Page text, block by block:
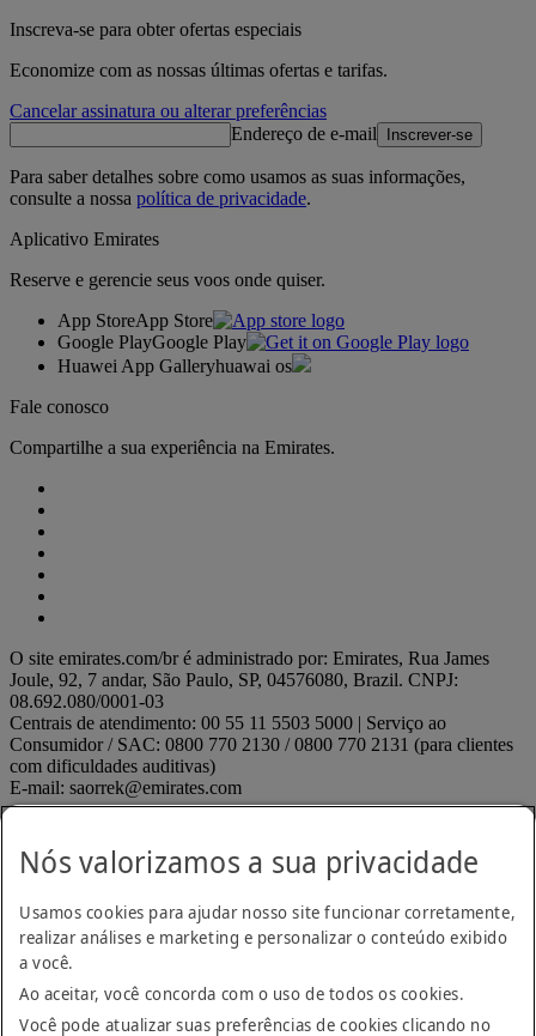
Inscreva-se para obter ofertas especiais
Economize com as nossas últimas ofertas e tarifas.
Cancelar assinatura ou alterar preferências
Endereço de e-mail
Inscrever-se
Para saber detalhes sobre como usamos as suas informações,
consulte a nossa política de privacidade.
Aplicativo Emirates
Reserve e gerencie seus voos onde quiser.
App StoreApp Store
Google PlayGoogle Play
Huawei App Galleryhuawai os
Fale conosco
Compartilhe a sua experiência na Emirates.
O site emirates.com/br é administrado por: Emirates, Rua James
Joule, 92, 7 andar, São Paulo, SP, 04576080, Brazil. CNPJ:
08.692.080/0001-03
Centrais de atendimento: 00 55 11 5503 5000 | Serviço ao
Consumidor / SAC: 0800 770 2130 / 0800 770 2131 (para clientes
com dificuldades auditivas)
E-mail: saorrek@emirates.com
Contate-nos
Política de privacidade
Política de Cookies
Segurança cibernética
Declaração de transparência relativa à Lei sobre Escravidão
Mapa do site
ANAC reguladosANAC regulados Opens an external link in
Nós valorizamos a sua privacidade
Usamos cookies para ajudar nosso site funcionar corretamente,
realizar análises e marketing e personalizar o conteúdo exibido
a você.
Ao aceitar, você concorda com o uso de todos os cookies.
Você pode atualizar suas preferências de cookies clicando no